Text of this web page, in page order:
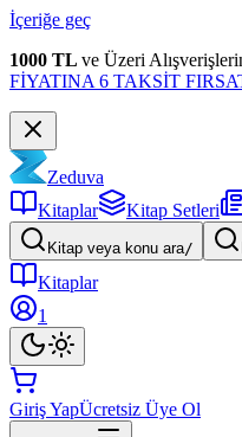
İçeriğe geç
1000 TL ve Üzeri
FİYATINA 6 TAKSİT
Zeduva
Kitaplar
Kitap Setleri
Kitap veya konu ara/
Kitaplar
1
Giriş YapÜcretsiz Üye Ol